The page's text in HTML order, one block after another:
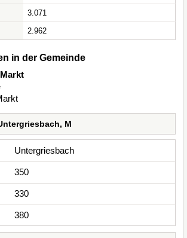
3.071
2.962
in der Gemeinde
M
Untergriesbach
350
330
380